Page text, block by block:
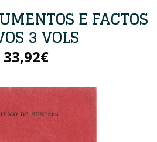
E FACTOS
3 VOLS
33,92€